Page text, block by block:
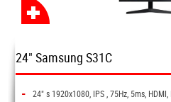
24" Samsung S31C
- 24" s 1920x1080, IPS , 75Hz, 5ms,